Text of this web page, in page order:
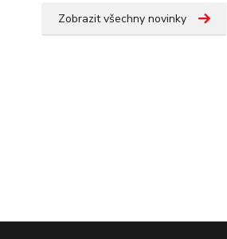
Zobrazit všechny novinky